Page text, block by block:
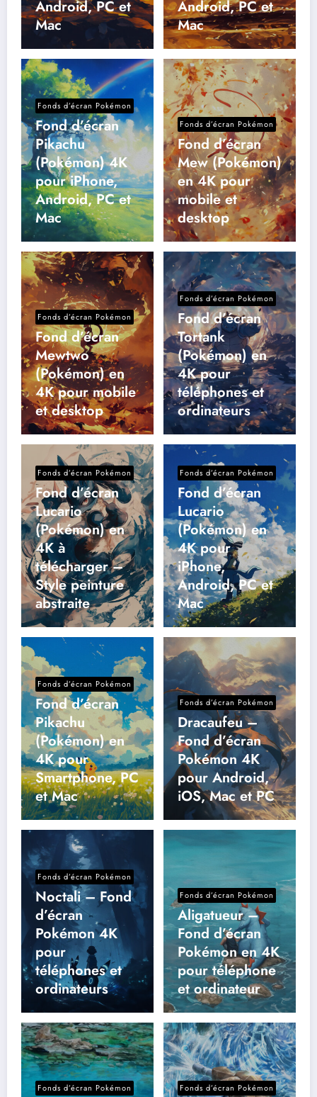
Android, PC et
Mac
Android, PC et
Mac
Fonds d’écran Pokémon
Fond d’écran
Pikachu
(Pokémon) 4K
pour iPhone,
Android, PC et
Mac
Fonds d’écran Pokémon
Fond d’écran
Mew (Pokémon)
en 4K pour
mobile et
desktop
Fonds d’écran Pokémon
Fond d’écran
Mewtwo
(Pokémon) en
4K pour mobile
et desktop
Fonds d’écran Pokémon
Fond d’écran
Tortank
(Pokémon) en
4K pour
téléphones et
ordinateurs
Fonds d’écran Pokémon
Fond d’écran
Lucario
(Pokémon) en
4K à
télécharger –
Style peinture
abstraite
Fonds d’écran Pokémon
Fond d’écran
Lucario
(Pokémon) en
4K pour
iPhone,
Android, PC et
Mac
Fonds d’écran Pokémon
Fond d’écran
Pikachu
(Pokémon) en
4K pour
Smartphone, PC
et Mac
Fonds d’écran Pokémon
Dracaufeu –
Fond d’écran
Pokémon 4K
pour Android,
iOS, Mac et PC
Fonds d’écran Pokémon
Noctali – Fond
d’écran
Pokémon 4K
pour
téléphones et
ordinateurs
Fonds d’écran Pokémon
Aligatueur –
Fond d’écran
Pokémon en 4K
pour téléphone
et ordinateur
Fonds d’écran Pokémon Fonds d’écran Pokémon